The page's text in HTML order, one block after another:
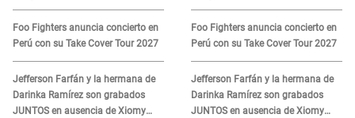
Foo Fighters anuncia concierto en
Perú con su Take Cover Tour 2027
Jefferson Farfán y la hermana de
Darinka Ramírez son grabados
JUNTOS en ausencia de Xiomy
Foo Fighters anuncia concierto en
Perú con su Take Cover Tour 2027
Jefferson Farfán y la hermana de
Darinka Ramírez son grabados
JUNTOS en ausencia de Xiomy